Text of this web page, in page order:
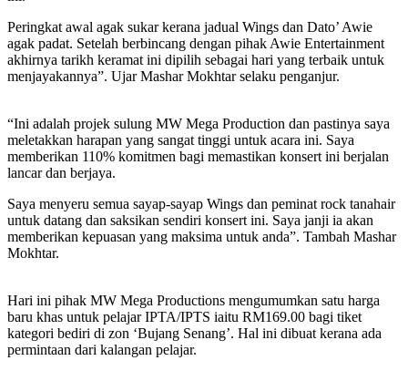
Peringkat awal agak sukar kerana jadual Wings dan Dato’ Awie
agak padat. Setelah berbincang dengan pihak Awie Entertainment
akhirnya tarikh keramat ini dipilih sebagai hari yang terbaik untuk
menjayakannya”. Ujar Mashar Mokhtar selaku penganjur.
“Ini adalah projek sulung MW Mega Production dan pastinya saya
meletakkan harapan yang sangat tinggi untuk acara ini. Saya
memberikan 110% komitmen bagi memastikan konsert ini berjalan
lancar dan berjaya.
Saya menyeru semua sayap-sayap Wings dan peminat rock tanahair
untuk datang dan saksikan sendiri konsert ini. Saya janji ia akan
memberikan kepuasan yang maksima untuk anda”. Tambah Mashar
Mokhtar.
Hari ini pihak MW Mega Productions mengumumkan satu harga
baru khas untuk pelajar IPTA/IPTS iaitu RM169.00 bagi tiket
kategori bediri di zon ‘Bujang Senang’. Hal ini dibuat kerana ada
permintaan dari kalangan pelajar.